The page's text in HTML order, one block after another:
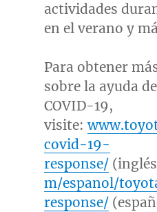
actividades
en el verano y
Para obtener
sobre la ayuda
COVID-19,
visite:
covid-19-
response/
m/espanol/
response/